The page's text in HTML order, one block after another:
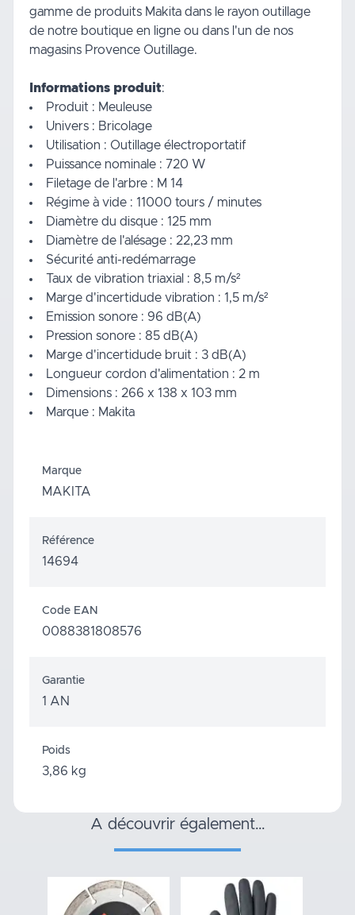
gamme de produits Makita dans le rayon outillage
de notre boutique en ligne ou dans l'un de nos
magasins Provence Outillage.
Informations produit:
Produit : Meuleuse
Univers : Bricolage
Utilisation : Outillage électroportatif
Puissance nominale : 720 W
Filetage de l'arbre : M 14
Régime à vide : 11000 tours / minutes
Diamètre du disque : 125 mm
Diamètre de l'alésage : 22,23 mm
Sécurité anti-redémarrage
Taux de vibration triaxial : 8,5 m/s²
Marge d'incertidude vibration : 1,5 m/s²
Emission sonore : 96 dB(A)
Pression sonore : 85 dB(A)
Marge d'incertidude bruit : 3 dB(A)
Longueur cordon d'alimentation : 2 m
Dimensions : 266 x 138 x 103 mm
Marque : Makita
Marque
MAKITA
Référence
14694
Code EAN
0088381808576
Garantie
1 AN
Poids
3,86 kg
a découvrir également…